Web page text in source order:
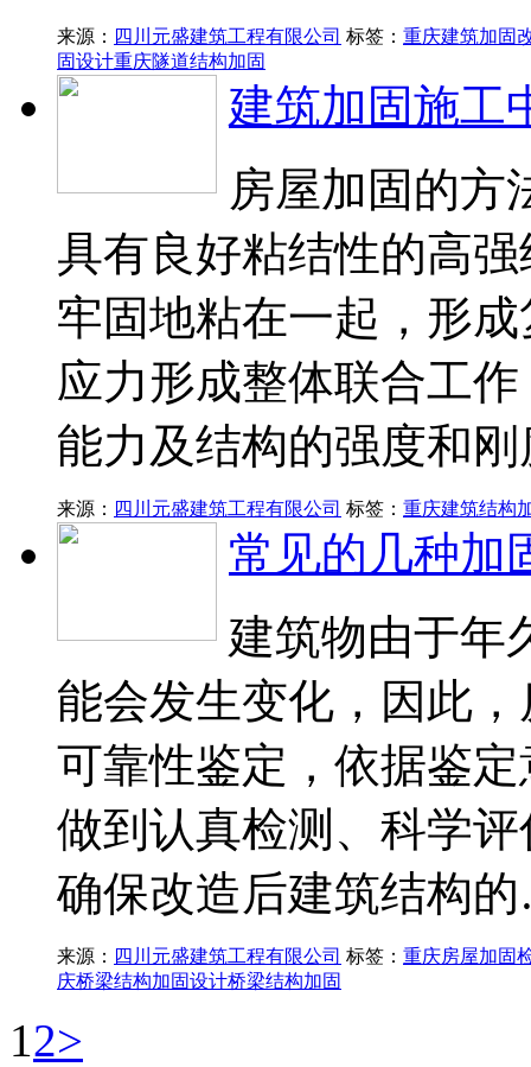
来源： 四川元盛建筑工程有限公司 标签： 重庆建筑加固
固设计重庆隧道结构加固
建筑加固施工
房屋加固的方
具有良好粘结性的高
牢固地粘在一起，形
应力形成整体联合工
能力及结构的强度和
来源： 四川元盛建筑工程有限公司 标签： 重庆建筑结构
常见的几种加
建筑物由于年
能会发生变化，因此
可靠性鉴定，依据鉴
做到认真检测、科学
确保改造后建筑结构
来源： 四川元盛建筑工程有限公司 标签： 重庆房屋加固
庆桥梁结构加固设计桥梁结构加固
12>